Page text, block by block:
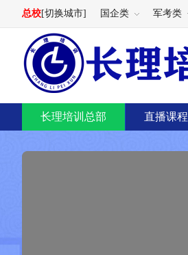
总校[切换城市] 国企类 军考类
长理培训总部 直播课程